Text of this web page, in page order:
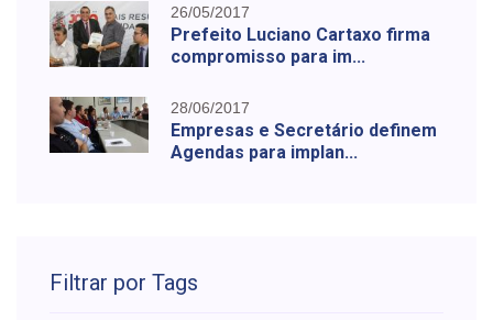
26/05/2017
Prefeito Luciano Cartaxo firma
compromisso para im...
28/06/2017
Empresas e Secretário definem
Agendas para implan...
Filtrar por Tags